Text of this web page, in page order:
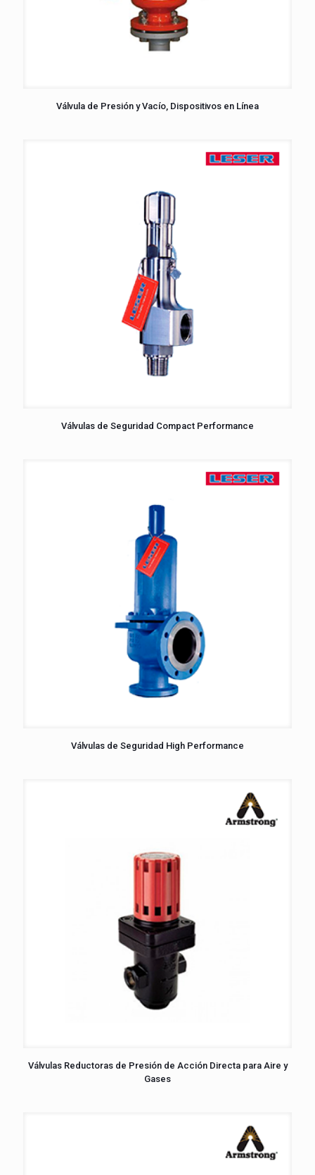
Válvula de Presión y Vacío, Dispositivos en Línea
Válvulas de Seguridad Compact Performance
Válvulas de Seguridad High Performance
Válvulas Reductoras de Presión de Acción Directa para Aire y
Gases